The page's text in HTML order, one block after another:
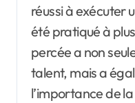
réussi à exécuter
été pratiqué à
percée a non
talent, mais a
l’importance de